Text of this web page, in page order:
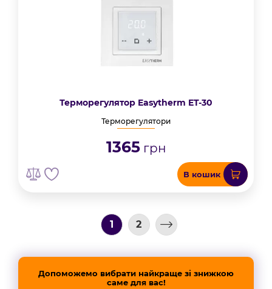
Терморегулятор Easytherm ET-30
Терморегулятори
1365грн
В кошик
1 2
Допоможемо вибрати найкраще зі знижкою
саме для вас!